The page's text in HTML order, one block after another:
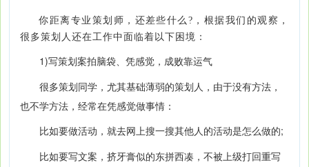
你距离专业策划师，还差些什么?，根据我们的观察，
很多策划人还在工作中面临着以下困境：
1)写策划案拍脑袋、凭感觉，成败靠运气
很多策划同学，尤其基础薄弱的策划人，由于没有方法，
也不学方法，经常在凭感觉做事情：
比如要做活动，就去网上搜一搜其他人的活动是怎么做的;
比如要写文案，挤牙膏似的东拼西凑，不被上级打回重写